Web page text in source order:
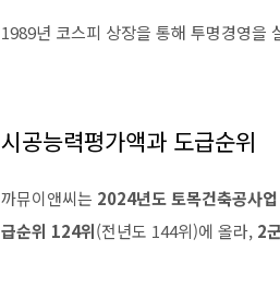
1989년 코스피 상장을 통해 투명경영을
시공능력평가액과 도급순위
까뮤이앤씨는 2024년도 토목건축공사
급순위 124위(전년도 144위)에 올라, 2